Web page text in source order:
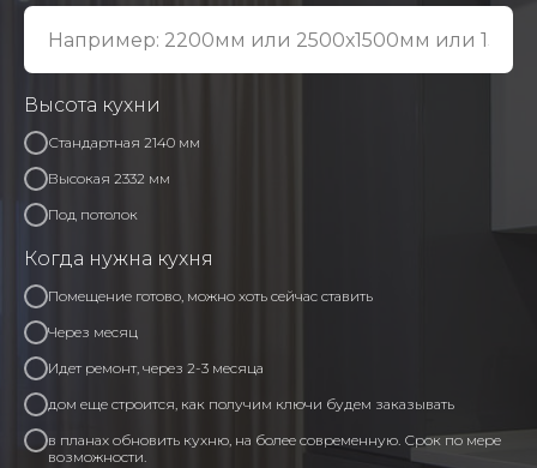
Высота кухни
Стандартная 2140 мм
Высокая 2332 мм
Под потолок
Когда нужна кухня
Помещение готово, можно хоть сейчас ставить
Через месяц
Идет ремонт, через 2-3 месяца
дом еще строится, как получим ключи будем заказывать
в планах обновить кухню, на более современную. Срок по мере
возможности.